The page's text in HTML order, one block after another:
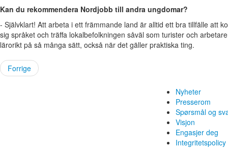
Kan du rekommendera Nordjobb till andra ungdomar?
- Självklart! Att arbeta i ett främmande land är alltid ett bra tillfälle att
sig språket och träffa lokalbefolkningen såväl som turister och
lärorikt på så många sätt, också när det gäller praktiska ting.
Forrige
Nyheter
Presserom
Spørsmål og
Visjon
Engasjer deg
Integritetspolicy